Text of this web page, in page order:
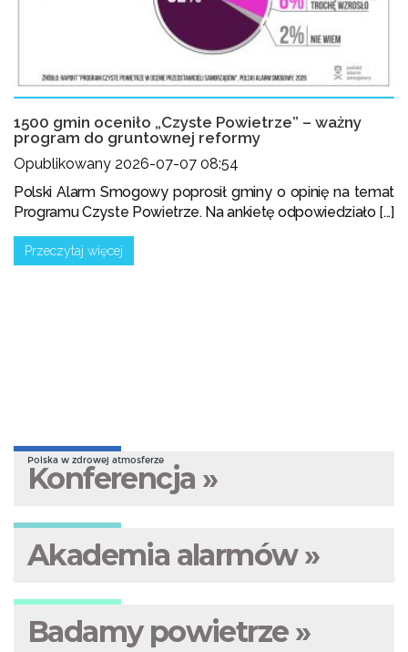
1500 gmin oceniło „Czyste Powietrze” – ważny
program do gruntownej reformy
Opublikowany 2026-07-07 08:54
Polski Alarm Smogowy poprosił gminy o opinię na temat
Programu Czyste Powietrze. Na ankietę odpowiedziało [...]
Przeczytaj więcej
Polska w zdrowej atmosferze
Konferencja »
Akademia alarmów »
Badamy powietrze »